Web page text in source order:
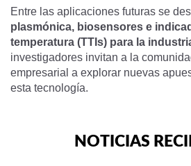
Entre las aplicaciones futuras se
plasmónica, biosensores e
temperatura (TTIs) para la
investigadores invitan a la
empresarial a explorar nuevas
esta tecnología.
NOTICIAS